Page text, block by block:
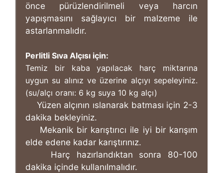
önce pürüzlendirilmeli veya harcın
yapışmasını sağlayıcı bir malzeme ile
astarlanmalıdır.
Perlitli Sıva Alçısı için:
Temiz bir kaba yapılacak harç miktarına
uygun su alınız ve üzerine alçıyı sepeleyiniz.
(su/alçı oranı: 6 kg suya 10 kg alçı)
Yüzen alçının ıslanarak batması için 2-3
dakika bekleyiniz.
Mekanik bir karıştırıcı ile iyi bir karışım
elde edene kadar karıştırınız.
Harç hazırlandıktan sonra 80-100
dakika içinde kullanılmalıdır.